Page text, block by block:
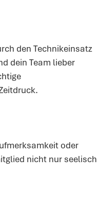
den Technikeinsatz
dein Team lieber
oder
nicht nur seelisch